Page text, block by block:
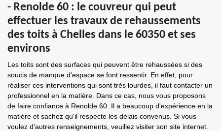
- Renolde 60 : le couvreur qui peut
effectuer les travaux de rehaussements
des toits à Chelles dans le 60350 et ses
environs
Les toits sont des surfaces qui peuvent être rehaussées si des
soucis de manque d'espace se font ressentir. En effet, pour
réaliser ces interventions qui sont très lourdes, il faut contacter un
professionnel en la matière. Dans ce cas, nous vous proposons
de faire confiance à Renolde 60. Il a beaucoup d'expérience en la
matière et sachez qu'il respecte les délais convenus. Si vous
voulez d'autres renseignements, veuillez visiter son site internet.